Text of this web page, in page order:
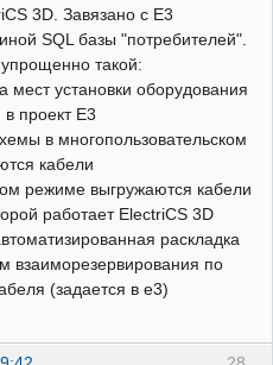
3D. Завязано с Е3
SQL базы "потребителей".
такой:
мест установки оборудования
в проект Е3
в многопользовательском
кабели
режиме выгружаются кабели
работает ElectriCS 3D
раскладка
взаиморезервирования по
(задается в е3)